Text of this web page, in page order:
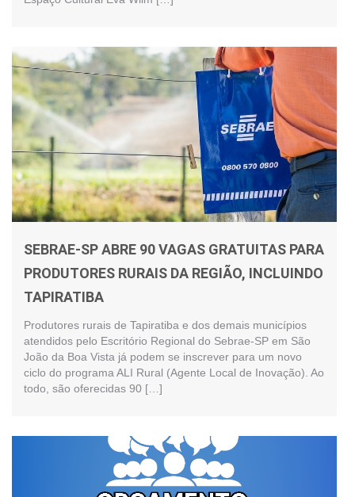
SEBRAE-SP ABRE 90 VAGAS GRATUITAS PARA
PRODUTORES RURAIS DA REGIÃO, INCLUINDO
TAPIRATIBA
Produtores rurais de Tapiratiba e dos demais municípios
atendidos pelo Escritório Regional do Sebrae-SP em São
João da Boa Vista já podem se inscrever para um novo
ciclo do programa ALI Rural (Agente Local de Inovação). Ao
todo, são oferecidas 90 […]